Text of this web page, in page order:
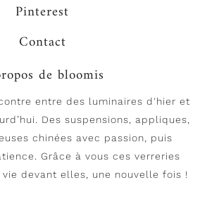
Pinterest
Contact
de bloomis
entre des luminaires d'hier et
Des suspensions, appliques,
chinées avec passion, puis
Grâce à vous ces verreries
devant elles, une nouvelle fois !